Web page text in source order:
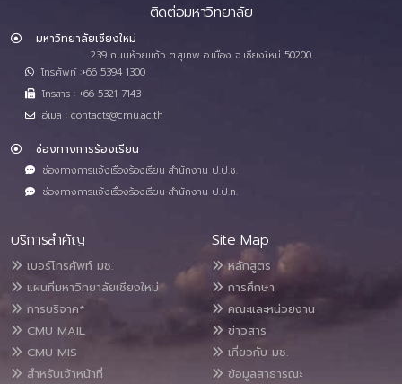
ติดต่อมหาวิทยาลัย
มหาวิทยาลัยเชียงใหม่
239 ถนนห้วยแก้ว ต.สุเทพ อ.เมือง จ.เชียงใหม่ 50200
โทรศัพท์ :+66 5394 1300
โทรสาร : +66 5321 7143
อีเมล : contacts@cmu.ac.th
ช่องทางการร้องเรียน
ช่องทางการแจ้งเรื่องร้องเรียน สำนักงาน ป.ป.ช.
ช่องทางการแจ้งเรื่องร้องเรียน สำนักงาน ป.ป.ท.
บริการสำคัญ
เบอร์โทรศัพท์ มช.
แผนที่มหาวิทยาลัยเชียงใหม่
การบริจาค*
CMU MAIL
CMU MIS
สำหรับเจ้าหน้าที่
Site Map
หลักสูตร
การศึกษา
คณะและหน่วยงาน
ข่าวสาร
เกี่ยวกับ มช.
ข้อมูลสาธารณะ